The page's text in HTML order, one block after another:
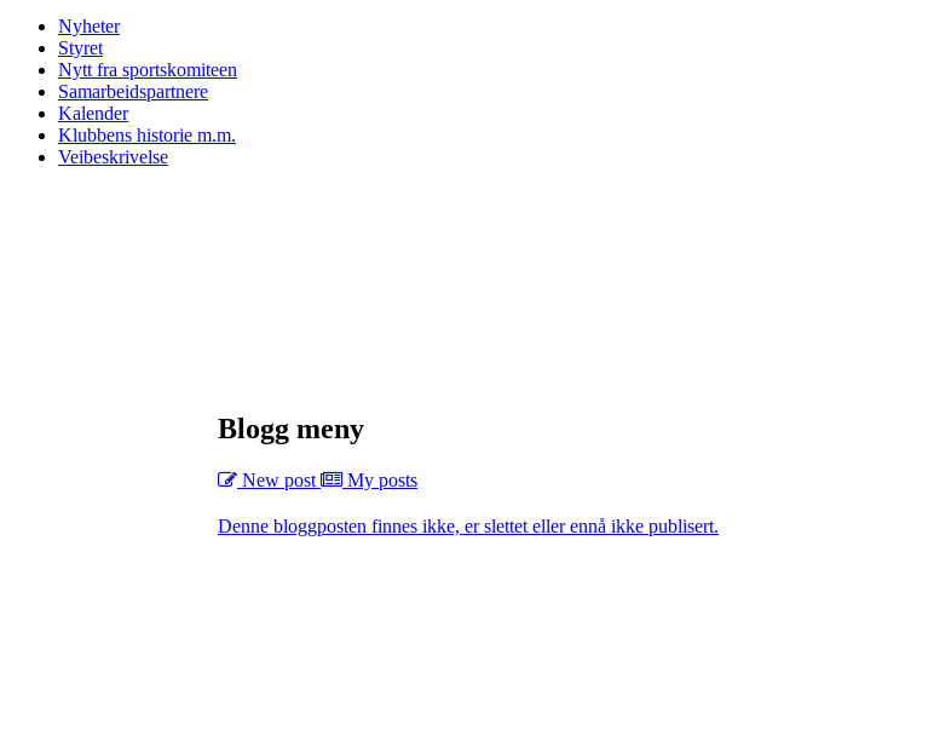
Nyheter
Styret
Nytt fra sportskomiteen
Samarbeidspartnere
Kalender
Klubbens historie m.m.
Veibeskrivelse
Blogg meny
New post My posts
Denne bloggposten finnes ikke, er slettet eller ennå ikke publisert.